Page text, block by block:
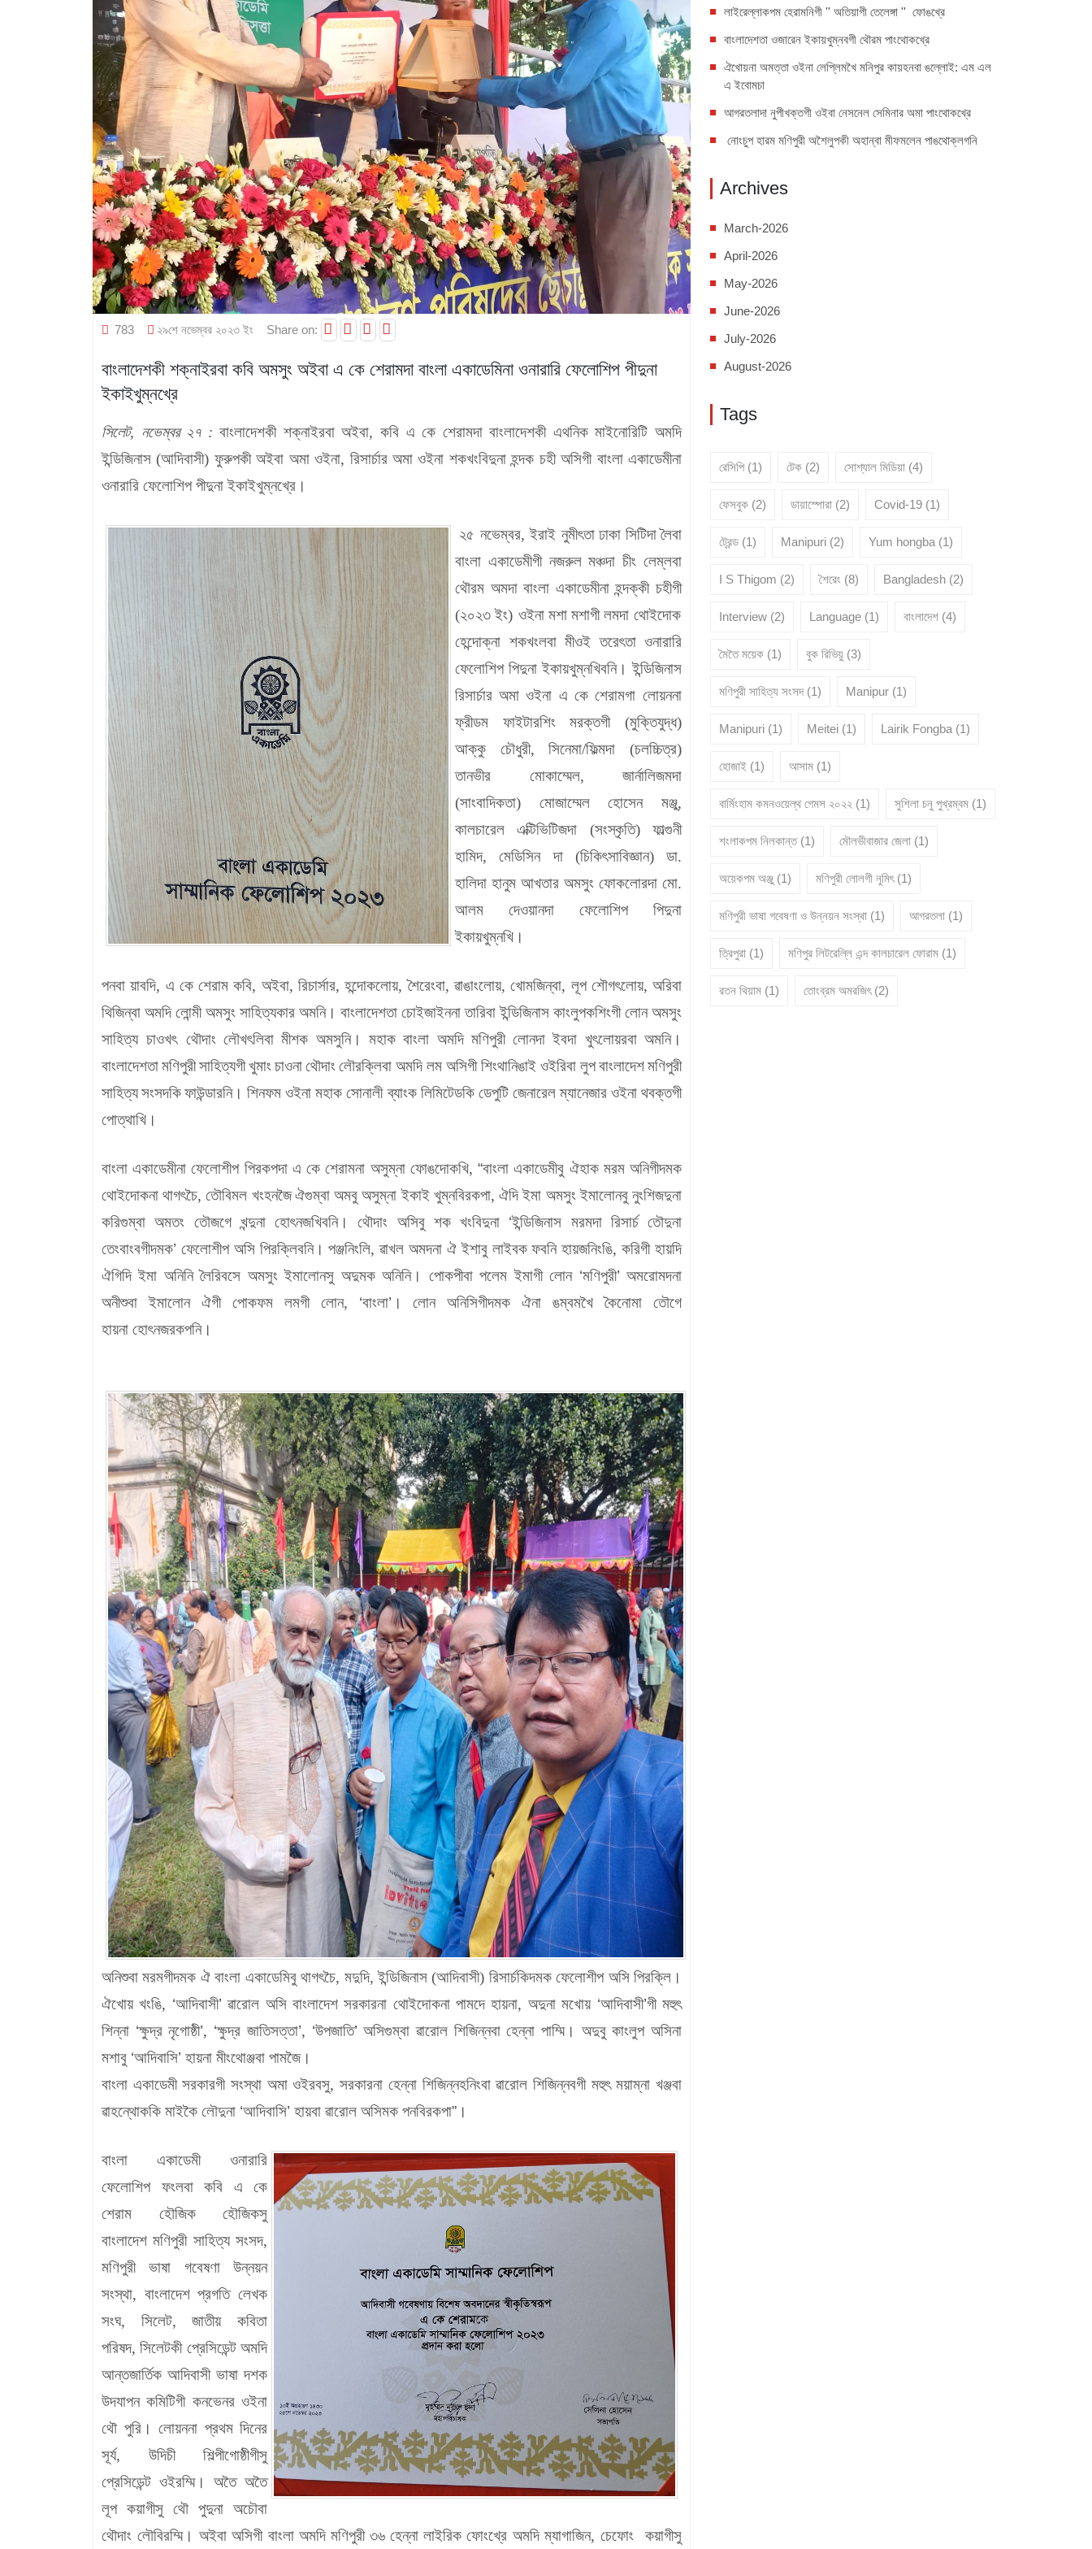
783 ২৯শে নভেম্বর ২০২৩ ইং Share on:
বাংলাদেশকী শক্নাইরবা কবি অমসুং অইবা এ কে শেরামদা বাংলা একাডেমিনা ওনারারি ফেলোশিপ পীদুনা
ইকাইখুম্নখ্রে
সিলেট, নভেম্বর ২৭ : বাংলাদেশকী শক্নাইরবা অইবা,কবি এ কে শেরামদা বাংলাদেশকী এথনিক মাইনোরিটি অমদি
ইন্ডিজিনাস (আদিবাসী) ফুরুপকী অইবা অমা ওইনা, রিসার্চার অমা ওইনা শকখংবিদুনা হন্দক চহী অসিগী বাংলা একাডেমীনা
ওনারারি ফেলোশিপ পীদুনা ইকাইখুম্নখ্রে।
২৫ নভেম্বর,ইরাই নুমীৎতা ঢাকা সিটিদা লৈবা
বাংলা একাডেমীগী নজরুল মঞ্চদা চীং লেম্লবা
থৌরম অমদা বাংলা একাডেমীনা হন্দক্কী চহীগী
(২০২৩ ইং) ওইনা মশা মশাগী লমদা থোইদোক
হেন্দোক্না শকখংলবা মীওই তরেৎতা ওনারারি
ফেলোশিপ পিদুনা ইকায়খুম্নখিবনি। ইন্ডিজিনাস
রিসার্চার অমা ওইনা এ কে শেরামগা লোয়ননা
ফ্রীডম ফাইটারশিং মরক্তগী (মুক্তিযুদ্ধ)
আক্কু চৌধুরী,সিনেমা/ফিল্মদা (চলচ্চিত্র)
তানভীর মোকাম্মেল, জার্নালিজমদা
(সাংবাদিকতা) মোজাম্মেল হোসেন মঞ্জু,
কালচারেল এক্টিভিটিজদা (সংস্কৃতি) ফাল্গুনী
হামিদ,মেডিসিন দা (চিকিৎসাবিজ্ঞান) ডা.
হালিদা হানুম আখতার অমসুং ফোকলোরদা মো.
আলম দেওয়ানদা ফেলোশিপ পিদুনা
ইকায়খুম্নখি।
পনবা য়াবদি, এ কে শেরাম কবি, অইবা,রিচার্সার,হন্দোকলোয়,শৈরেংবা,ৱাঙাংলোয়,খোমজিন্বা, লূপ শৌগৎলোয়,অরিবা
থিজিন্বা অমদি লোন্মী অমসুং সাহিত্যকার অমনি। বাংলাদেশতা চোইজাইননা তারিবা ইন্ডিজিনাস কাংলুপকশিংগী লোন অমসুং
সাহিত্য চাওখৎ থৌদাং লৌখৎলিবা মীশক অমসুনি। মহাক বাংলা অমদি মণিপুরী লোনদা ইবদা খুৎলোয়রবা অমনি।
বাংলাদেশতামণিপুরীসাহিত্যগীখুমাং চাওনা থৌদাং লৌরক্লিবা অমদি লম অসিগী শিংথানিঙাই ওইরিবা লুপবাংলাদেশমণিপুরী
সাহিত্যসংসদকিফাউন্ডারনি। শিনফম ওইনা মহাক সোনালী ব্যাংক লিমিটেডকি ডেপুটি জেনারেল ম্যানেজার ওইনা থবক্তগী
পোত্থাখি।
বাংলা একাডেমীনা ফেলোশীপ পিরকপদা এ কে শেরামনা অসুম্না ফোঙদোকখি,“বাংলা একাডেমীবু ঐহাক মরম অনিগীদমক
থোইদোকনা থাগৎচৈ, তৌবিমল খংহনজৈ ঐগুম্বা অমবু অসুম্না ইকাই খুম্নবিরকপা, ঐদি ইমা অমসুং ইমালোনবু নুংশিজদুনা
করিগুম্বা অমতং তৌজগে খন্দুনা হোৎনজখিবনি। থৌদাং অসিবু শক খংবিদুনা ‘ইন্ডিজিনাস মরমদা রিসার্চ তৌদুনা
তেংবাংবগীদমক’ ফেলোশীপ অসি পিরক্লিবনি। পঞ্জনিংলি, ৱাখল অমদনা ঐ ইশাবু লাইবক ফবনি হায়জনিংঙি, করিগী হায়দি
ঐগিদি ইমা অনিনি লৈরিবসে অমসুং ইমালোনসু অদুমক অনিনি। পোকপীবা পলেম ইমাগী লোন ‘মণিপুরী’ অমরোমদনা
অনীশুবা ইমালোন ঐগী পোকফম লমগী লোন, ‘বাংলা’ । লোন অনিসিগীদমক ঐনা ঙম্বমখৈ কৈনোমা তৌগে
হায়না হোৎনজরকপনি।
অনিশুবা মরমগীদমক ঐ বাংলা একাডেমিবু থাগৎচৈ, মদুদি, ইন্ডিজিনাস (আদিবাসী) রিসার্চকিদমক ফেলোশীপ অসি পিরক্লি।
ঐখোয় খংঙি, ‘আদিবাসী’ ৱারোল অসি বাংলাদেশ সরকারনা থোইদোকনা পামদে হায়না, অদুনা মখোয় ‘আদিবাসী’গী মহুৎ
শিন্না ‘ক্ষুদ্র নৃগোষ্ঠী’, ‘ক্ষুদ্র জাতিসত্তা’, ‘উপজাতি’ অসিগুম্বা ৱারোল শিজিন্নবা হেন্না পাম্মি। অদুবু কাংলুপ অসিনা
মশাবু ‘আদিবাসি’ হায়না মীংথোঞ্জবা পামজৈ।
বাংলা একাডেমী সরকারগী সংস্থা অমা ওইরবসু, সরকারনা হেন্না শিজিন্নহনিংবা ৱারোল শিজিন্নবগী মহুৎ ময়াম্না খঞ্জবা
ৱাহন্থোককি মাইকৈ লৌদুনা ‘আদিবাসি’ হায়বাৱারোল অসিমক পনবিরকপা” ।
বাংলা একাডেমী ওনারারি
ফেলোশিপ ফংলবা কবি এ কে
শেরাম হৌজিক হৌজিকসু
বাংলাদেশ মণিপুরী সাহিত্য সংসদ,
মণিপুরী ভাষা গবেষণা উন্নয়ন
সংস্থা, বাংলাদেশ প্রগতি লেখক
সংঘ, সিলেট,জাতীয় কবিতা
পরিষদ,সিলেটকী প্রেসিডেন্ট অমদি
আন্তজার্তিক আদিবাসী ভাষা দশক
উদযাপন কমিটিগী কনভেনর ওইনা
থৌ পুরি। লোয়ননা প্রথম দিনের
সূর্য, উদিচী শিল্পীগোষ্ঠীগীসু
প্রেসিডেন্ট ওইরম্মি। অতৈ অতৈ
লূপ কয়াগীসু থৌ পুদুনা অচৌবা
থৌদাং লৌবিরম্মি। অইবা অসিগী বাংলা অমদি মণিপুরী ৩৬ হেন্না লাইরিক ফোংখ্রে অমদি ম্যাগাজিন, চেফোং কয়াগীসু
লাইরেল্লাকপম হেরামনিগী '' অতিয়াগী তেলেঙ্গা '' ফোঙখ্রে
বাংলাদেশতা ওজারেন ইকায়খুম্নবগী থৌরম পাংথোকখ্রে
ঐখোয়না অমত্তা ওইনা লেপ্লিমখৈ মনিপুর কায়হনবা ঙল্লোই: এম এল
এ ইবোমচা
আগরতলাদা নুপীখক্তগী ওইবা নেসনেল সেমিনার অমা পাংথোকখ্রে
নোংচুপ হারম মণিপুরী অশৈলুপকী অহান্বা মীফমলেন পাঙথোক্লগনি
Archives
March-2026
April-2026
May-2026
June-2026
July-2026
August-2026
Tags
রেসিপি (1) টেক (2) সোশ্যাল মিডিয়া (4)
ফেসবুক (2) ডায়াস্পোরা (2) Covid-19 (1)
ট্রেন্ড (1) Manipuri (2) Yum hongba (1)
I S Thigom (2) শৈরেং (8) Bangladesh (2)
Interview (2) Language (1) বাংলাদেশ (4)
মৈতৈ ময়েক (1) বুক রিভিয়ু (3)
মণিপুরী সাহিত্য সংসদ (1) Manipur (1)
Manipuri (1) Meitei (1) Lairik Fongba (1)
হোজাই (1) আসাম (1)
বার্মিংহাম কমনওয়েল্থ গেমস ২০২২ (1) সুশিলা চনু পুখ্রম্বম (1)
শংলাকপম নিলকান্ত (1) মৌলভীবাজার জেলা (1)
অয়েকপম অঞ্জু (1) মণিপুরী লোলগী নুমিৎ (1)
মণিপুরী ভাষা গবেষণা ও উন্নয়ন সংস্থা (1) আগরতলা (1)
ত্রিপুরা (1) মণিপুর লিটরেল্লি এন্দ কালচারেল ফোরাম (1)
রতন থিয়াম (1) তোংব্রম অমরজিৎ (2)